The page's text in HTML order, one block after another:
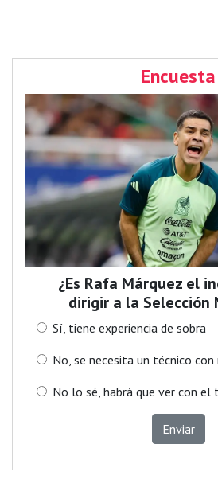
Encuesta
¿Es Rafa Márquez el
dirigir a la Selección
Sí, tiene experiencia de sobra
No, se necesita un técnico con
No lo sé, habrá que ver con el
Enviar